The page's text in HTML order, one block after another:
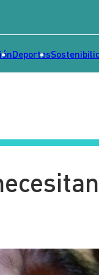
Deportes